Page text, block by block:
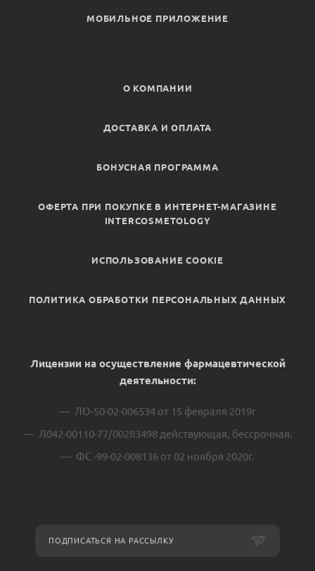
МОБИЛЬНОЕ ПРИЛОЖЕНИЕ
О КОМПАНИИ
ДОСТАВКА И ОПЛАТА
БОНУСНАЯ ПРОГРАММА
ОФЕРТА ПРИ ПОКУПКЕ В ИНТЕРНЕТ-МАГАЗИНЕ
INTERCOSMETOLOGY
ИСПОЛЬЗОВАНИЕ COOKIE
ПОЛИТИКА ОБРАБОТКИ ПЕРСОНАЛЬНЫХ ДАННЫХ
Лицензии на осуществление фармацевтической
деятельности:
ЛО-50-02-006534 от 15 февраля 2019г
Л042-00110-77/00283498 действующая, бессрочная.
ФС -99-02-008136 от 02 ноября 2020г.
ПОДПИСАТЬСЯ НА РАССЫЛКУ